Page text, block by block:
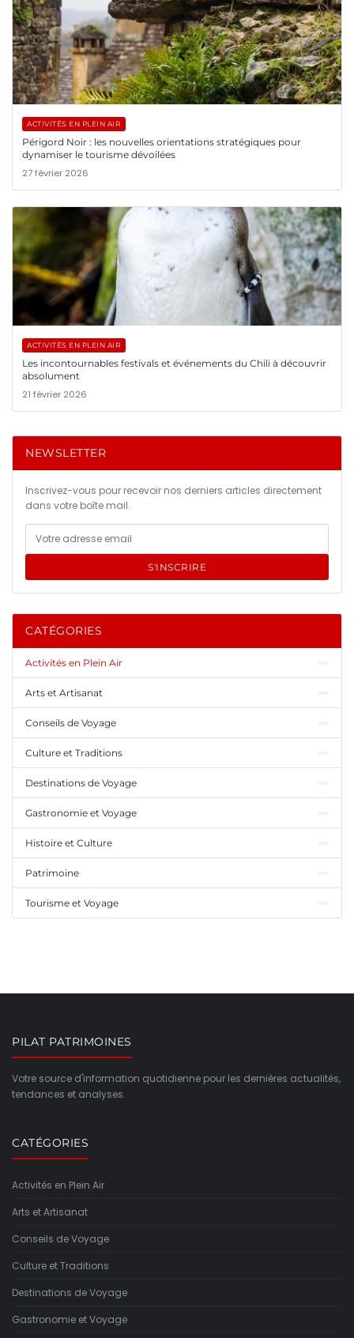
ACTIVITÉS EN PLEIN AIR
Périgord Noir : les nouvelles orientations stratégiques pour
dynamiser le tourisme dévoilées
27 février 2026
ACTIVITÉS EN PLEIN AIR
Les incontournables festivals et événements du Chili à découvrir
absolument
21 février 2026
NEWSLETTER
Inscrivez-vous pour recevoir nos derniers articles directement
dans votre boîte mail.
S'INSCRIRE
CATÉGORIES
Activités en Plein Air
Arts et Artisanat
Conseils de Voyage
Culture et Traditions
Destinations de Voyage
Gastronomie et Voyage
Histoire et Culture
Patrimoine
Tourisme et Voyage
PILAT PATRIMOINES
Votre source d'information quotidienne pour les dernières actualités,
tendances et analyses.
CATÉGORIES
Activités en Plein Air
Arts et Artisanat
Conseils de Voyage
Culture et Traditions
Destinations de Voyage
Gastronomie et Voyage